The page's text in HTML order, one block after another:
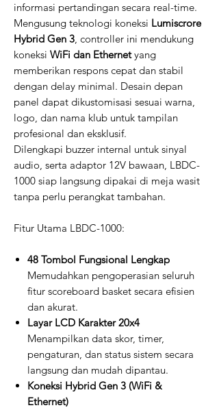
informasi pertandingan secara real-time.
Mengusung teknologi koneksi Lumiscrore
Hybrid Gen 3, controller ini mendukung
koneksi WiFi dan Ethernetyang
memberikan respons cepat dan stabil
dengan delay minimal. Desain depan
panel dapat dikustomisasi sesuai warna,
logo, dan nama klub untuk tampilan
profesional dan eksklusif.
Dilengkapi buzzer internal untuk sinyal
audio, serta adaptor 12V bawaan, LBDC-
1000 siap langsung dipakai di meja wasit
tanpa perlu perangkat tambahan.
Fitur Utama LBDC-1000:
48 Tombol Fungsional Lengkap
Memudahkan pengoperasian seluruh
fitur scoreboard basket secara efisien
dan akurat.
Layar LCD Karakter 20x4
Menampilkan data skor, timer,
pengaturan, dan status sistem secara
langsung dan mudah dipantau.
Koneksi Hybrid Gen 3 (WiFi &
Ethernet)